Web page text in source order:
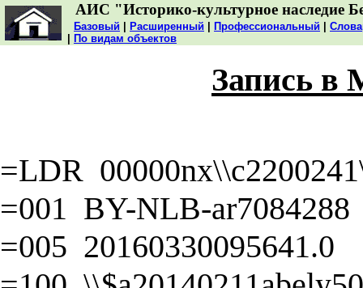
АИС "Историко-культурное наследие
Базовый Расширенный Профессиональный
По видам объектов
Запись в
=LDR
=001 BY-NLB-ar7084288
=005 20160330095641.0